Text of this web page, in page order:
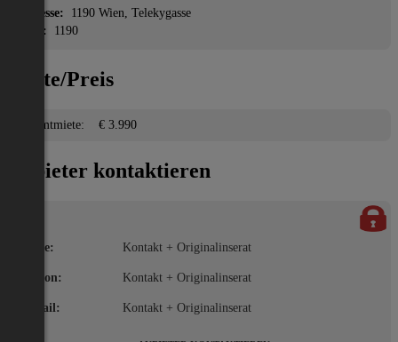
Adresse: 1190 Wien, Telekygasse
PLZ:
1190
Miete/Preis
Gesamtmiete: € 3.990
Anbieter kontaktieren
Name: Kontakt + Originalinserat
Telefon: Kontakt + Originalinserat
E-Mail: Kontakt + Originalinserat